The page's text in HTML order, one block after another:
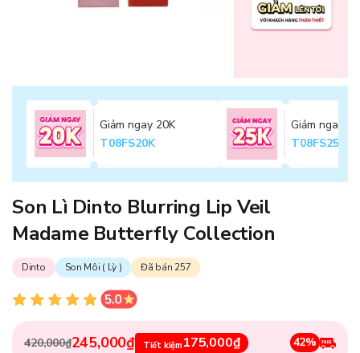
Giảm ngay 20K
T08FS20K
Giảm ngay
T08FS25K
Son Lì Dinto Blurring Lip Veil
Madame Butterfly Collection
Dinto Son Môi ( Lỳ ) Đã bán 257
420,000₫245,000₫ Tiết kiệm175,000₫ 42%